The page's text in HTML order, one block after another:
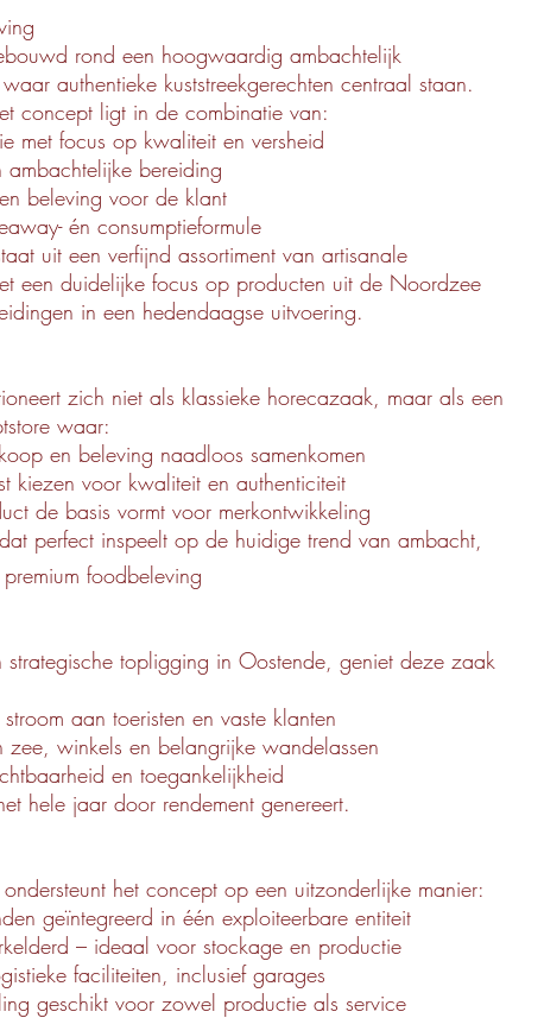
rond een hoogwaardig ambachtelijk
authentieke kuststreekgerechten centraal staan.
concept ligt in de combinatie van:
met focus op kwaliteit en versheid
ambachtelijke bereiding
beleving voor de klant
én consumptieformule
uit een verfijnd assortiment van artisanale
een duidelijke focus op producten uit de Noordzee
in een hedendaagse uitvoering.
zich niet als klassieke horecazaak, maar als een
waar:
en beleving naadloos samenkomen
kiezen voor kwaliteit en authenticiteit
de basis vormt voor merkontwikkeling
perfect inspeelt op de huidige trend van ambacht,
foodbeleving
topligging in Oostende, geniet deze zaak
aan toeristen en vaste klanten
winkels en belangrijke wandelassen
en toegankelijkheid
hele jaar door rendement genereert.
ondersteunt het concept op een uitzonderlijke manier:
geïntegreerd in één exploiteerbare entiteit
– ideaal voor stockage en productie
faciliteiten, inclusief garages
geschikt voor zowel productie als service